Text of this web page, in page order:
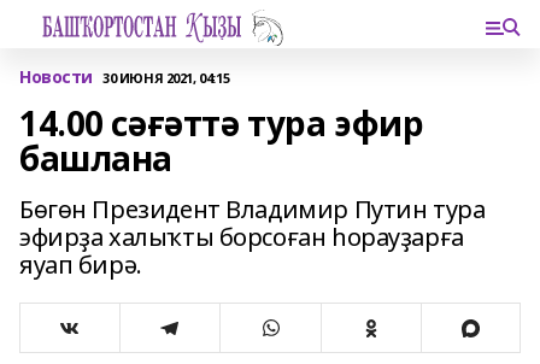
Новости 30 ИЮНЯ 2021, 04:15
14.00 сәғәттә тура эфир
башлана
Бөгөн Президент Владимир Путин тура
эфирҙа халыҡты борсоған һорауҙарға
яуап бирә.